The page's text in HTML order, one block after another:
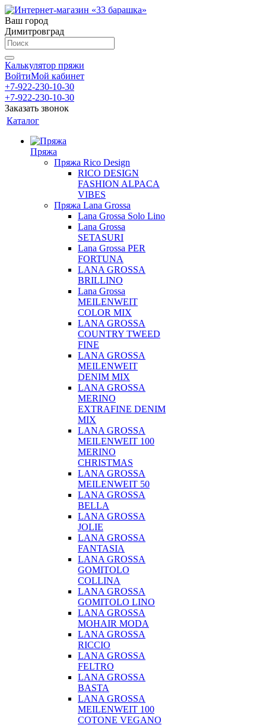
Ваш город
Димитровград
Калькулятор пряжи
ВойтиМой кабинет
+7-922-230-10-30
+7-922-230-10-30
Заказать звонок
Каталог
Пряжа
Пряжа Rico Design
RICO DESIGN
FASHION ALPACA
VIBES
Пряжа Lana Grossa
Lana Grossa Solo Lino
Lana Grossa
SETASURI
Lana Grossa PER
FORTUNA
LANA GROSSA
BRILLINO
Lana Grossa
MEILENWEIT
COLOR MIX
LANA GROSSA
COUNTRY TWEED
FINE
LANA GROSSA
MEILENWEIT
DENIM MIX
LANA GROSSA
MERINO
EXTRAFINE DENIM
MIX
LANA GROSSA
MEILENWEIT 100
MERINO
CHRISTMAS
LANA GROSSA
MEILENWEIT 50
LANA GROSSA
BELLA
LANA GROSSA
JOLIE
LANA GROSSA
FANTASIA
LANA GROSSA
GOMITOLO
COLLINA
LANA GROSSA
GOMITOLO LINO
LANA GROSSA
MOHAIR MODA
LANA GROSSA
RICCIO
LANA GROSSA
FELTRO
LANA GROSSA
BASTA
LANA GROSSA
MEILENWEIT 100
COTONE VEGANO